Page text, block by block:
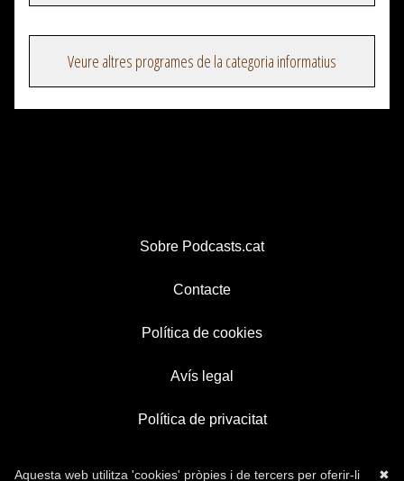
Veure altres programes de la categoria informatius
Sobre Podcasts.cat
Contacte
Política de cookies
Avís legal
Política de privacitat
✖
Aquesta web utilitza 'cookies' pròpies i de tercers per oferir-li